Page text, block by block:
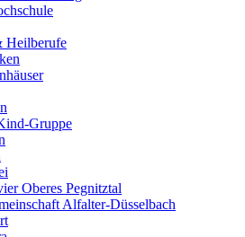
Heilberufe
Gruppe
Oberes Pegnitztal
Alfalter-Düsselbach